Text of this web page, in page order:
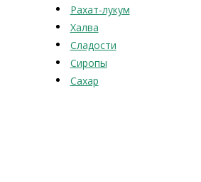
Рахат-лукум
Халва
Сладости
Сиропы
Сахар